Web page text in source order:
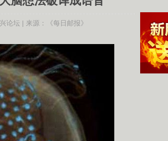
论坛| 来源： 《每日邮报》